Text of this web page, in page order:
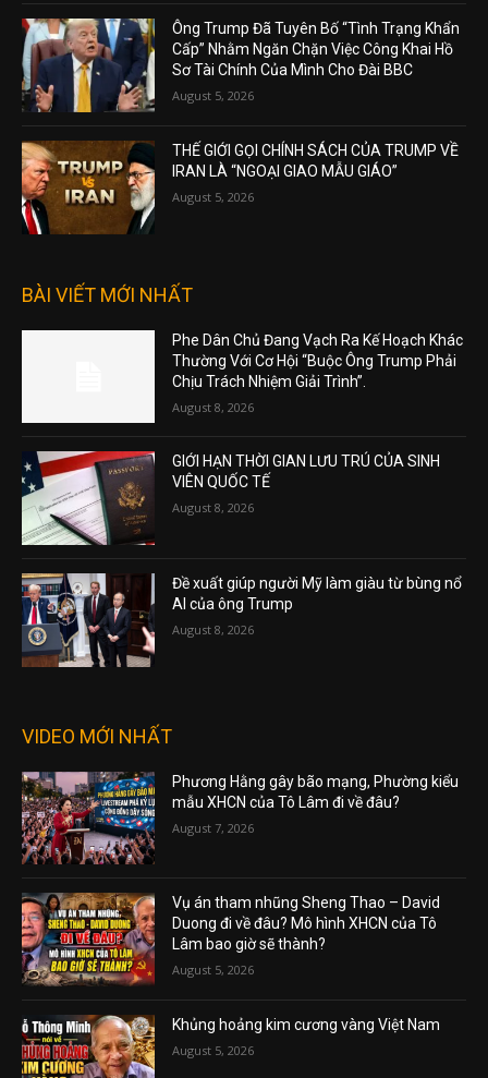
Ông Trump Đã Tuyên Bố “Tình Trạng Khẩn
Cấp” Nhằm Ngăn Chặn Việc Công Khai Hồ
Sơ Tài Chính Của Mình Cho Đài BBC
August 5, 2026
THẾ GIỚI GỌI CHÍNH SÁCH CỦA TRUMP VỀ
IRAN LÀ “NGOẠI GIAO MẪU GIÁO”
August 5, 2026
BÀI VIẾT MỚI NHẤT
Phe Dân Chủ Đang Vạch Ra Kế Hoạch Khác
Thường Với Cơ Hội “Buộc Ông Trump Phải
Chịu Trách Nhiệm Giải Trình”.
August 8, 2026
GIỚI HẠN THỜI GIAN LƯU TRÚ CỦA SINH
VIÊN QUỐC TẾ
August 8, 2026
Đề xuất giúp người Mỹ làm giàu từ bùng nổ
AI của ông Trump
August 8, 2026
VIDEO MỚI NHẤT
Phương Hằng gây bão mạng, Phường kiểu
mẫu XHCN của Tô Lâm đi về đâu?
August 7, 2026
Vụ án tham nhũng Sheng Thao – David
Duong đi về đâu? Mô hình XHCN của Tô
Lâm bao giờ sẽ thành?
August 5, 2026
Khủng hoảng kim cương vàng Việt Nam
August 5, 2026